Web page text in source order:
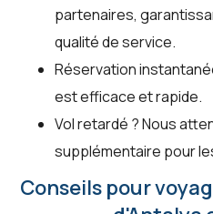
partenaires,
qualité de service.
Réservation
est efficace et rapide.
Vol retardé ? Nous
supplémentaire pour
Conseils pour